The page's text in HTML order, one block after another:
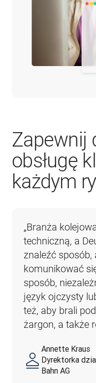
Zapewnij
obsługę
każdym
„Branża
techniczną, a
znaleźć
komunikować
sposób,
język ojczysty
też, aby brali
żargon, a także
Annette Kraus
Dyrektorka
Bahn AG